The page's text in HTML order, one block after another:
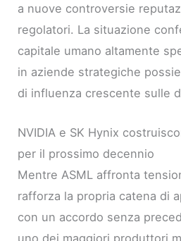
a nuove controversie
regolatori. La situazione
capitale umano altamente
in aziende strategiche
di influenza crescente sulle
NVIDIA e SK Hynix
per il prossimo decennio
Mentre ASML affronta
rafforza la propria catena di
con un accordo senza
uno dei maggiori produttori